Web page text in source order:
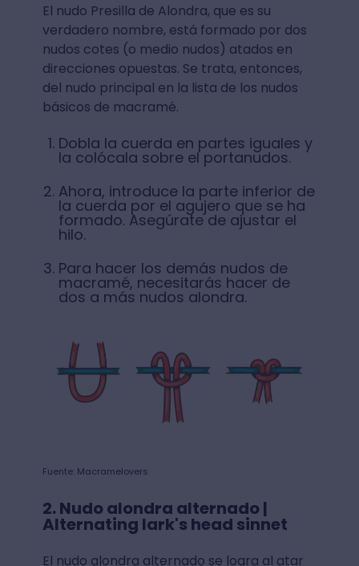
El nudo Presilla de Alondra, que es su
verdadero nombre, está formado por dos
nudos cotes (o medio nudos) atados en
direcciones opuestas. Se trata, entonces,
del nudo principal en la lista de los nudos
básicos de macramé.
Dobla la cuerda en partes iguales y
la colócala sobre el portanudos.
Ahora, introduce la parte inferior de
la cuerda por el agujero que se ha
formado. Asegúrate de ajustar el
hilo.
Para hacer los demás nudos de
macramé, necesitarás hacer de
dos a más nudos alondra.
Fuente: Macramelovers
2. Nudo alondra alternado |
Alternating lark's head sinnet
El nudo alondra alternado se logra al atar